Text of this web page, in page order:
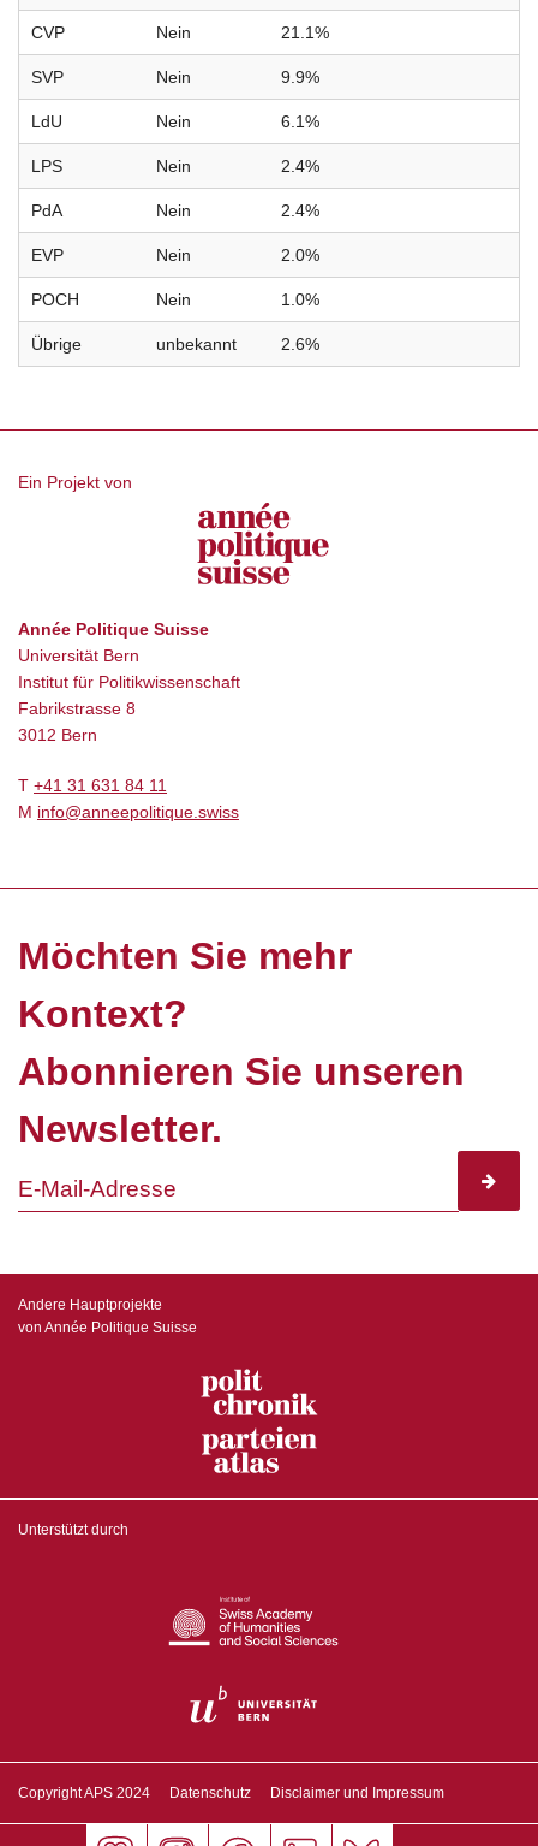
CVP Nein 21.1%
SVP Nein 9.9%
LdU Nein 6.1%
LPS Nein 2.4%
PdA Nein 2.4%
EVP Nein 2.0%
POCH Nein 1.0%
Übrige unbekannt 2.6%
Ein Projekt von
Année Politique Suisse
Universität Bern
Institut für Politikwissenschaft
Fabrikstrasse 8
3012 Bern
T +41 31 631 84 11
M info@anneepolitique.swiss
Möchten Sie mehr
Kontext?
Abonnieren Sie unseren
Newsletter.
Andere Hauptprojekte
von Année Politique Suisse
Unterstützt durch
Copyright APS 2024 Datenschutz Disclaimer und Impressum